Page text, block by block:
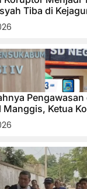
Tiba di
dan Senyum
Pengawasan
Manggis, Ketua
Menindak”